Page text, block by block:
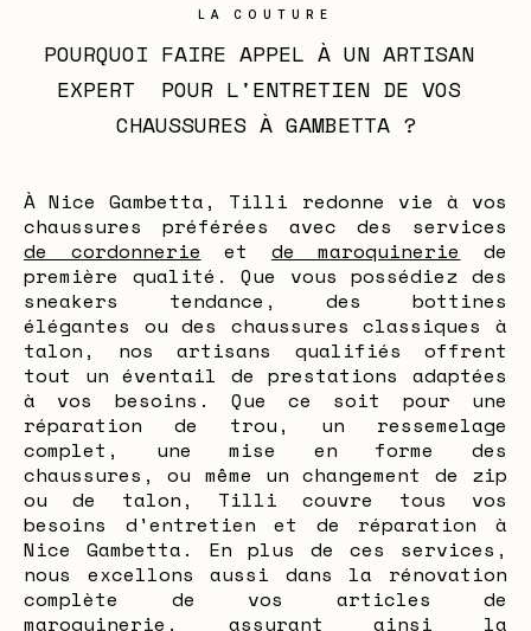
LA COUTURE
POURQUOI FAIRE APPEL À UN ARTISAN
EXPERT  POUR L'ENTRETIEN DE VOS
CHAUSSURES À GAMBETTA ?
À Nice Gambetta, Tilli redonne vie à vos
chaussures préférées avec des services
de cordonnerie et de maroquinerie
de
première qualité. Que vous possédiez des
sneakers tendance, des bottines
élégantes ou des chaussures classiques à
talon, nos artisans qualifiés offrent
tout un éventail de prestations adaptées
à vos besoins. Que ce soit pour une
réparation de trou, un ressemelage
complet, une mise en forme des
chaussures, ou même un changement de zip
ou de talon, Tilli couvre tous vos
besoins d'entretien et de réparation à
Nice Gambetta. En plus de ces services,
nous excellons aussi dans la rénovation
complète de vos articles de
maroquinerie, assurant ainsi la